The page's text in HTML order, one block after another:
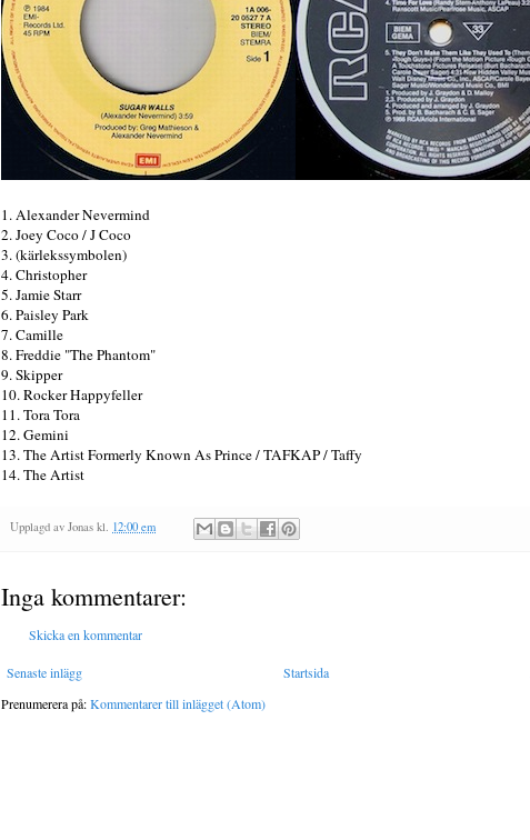
1. Alexander Nevermind
2. Joey Coco / J Coco
3. (kärlekssymbolen)
4. Christopher
5. Jamie Starr
6. Paisley Park
7. Camille
8. Freddie "The Phantom"
9. Skipper
10. Rocker Happyfeller
11. Tora Tora
12. Gemini
13. The Artist Formerly Known As Prince / TAFKAP / Taffy
14. The Artist
Upplagd av Jonas kl. 12:00 em
Inga kommentarer:
Skicka en kommentar
Senaste inlägg
Startsida
Prenumerera på:Kommentarer till inlägget (Atom)